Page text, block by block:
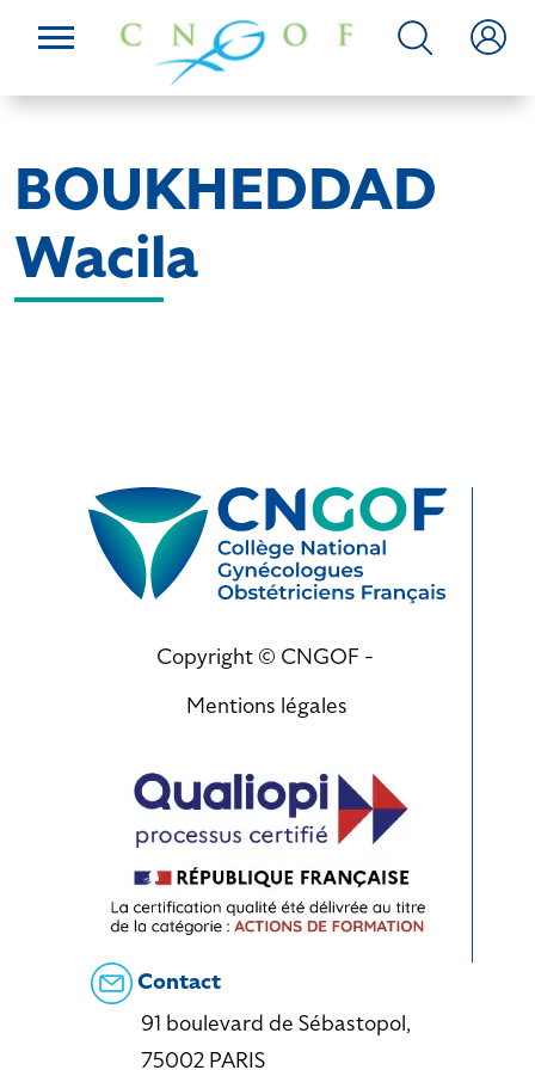
BOUKHEDDAD
Wacila
Copyright © CNGOF -
Mentions légales
Contact
91 boulevard de Sébastopol,
75002 PARIS